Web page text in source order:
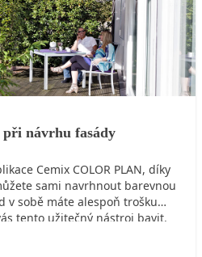
návrhu fasády
Cemix COLOR PLAN, díky
sami navrhnout barevnou
v sobě máte alespoň trošku
tento užitečný nástroj bavit.